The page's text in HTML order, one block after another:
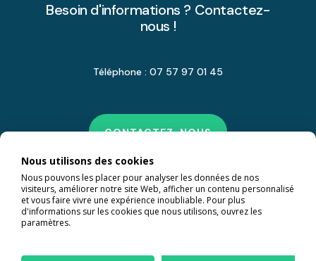
Besoin d'informations ? Contactez-
nous !
Téléphone : 07 57 97 01 45
CONTACTEZ-NOUS
Nous utilisons des cookies
Nous pouvons les placer pour analyser les données de nos
visiteurs, améliorer notre site Web, afficher un contenu personnalisé
et vous faire vivre une expérience inoubliable. Pour plus
d'informations sur les cookies que nous utilisons, ouvrez les
paramètres.